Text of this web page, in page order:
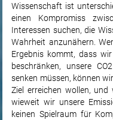
Wissenschaft ist
einen Kompromiss
Interessen suchen, die
Wahrheit anzunähern.
Ergebnis kommt, dass
beschränken, unsere
senken müssen, können
Ziel erreichen wollen,
wieweit wir unsere
keinen Spielraum für